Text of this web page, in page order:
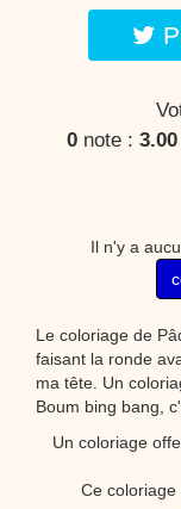
0 note : 3.00
Il n'y a
Le coloriage de
faisant la ronde
ma tête. Un
Boum bing bang,
Un coloriage
Ce